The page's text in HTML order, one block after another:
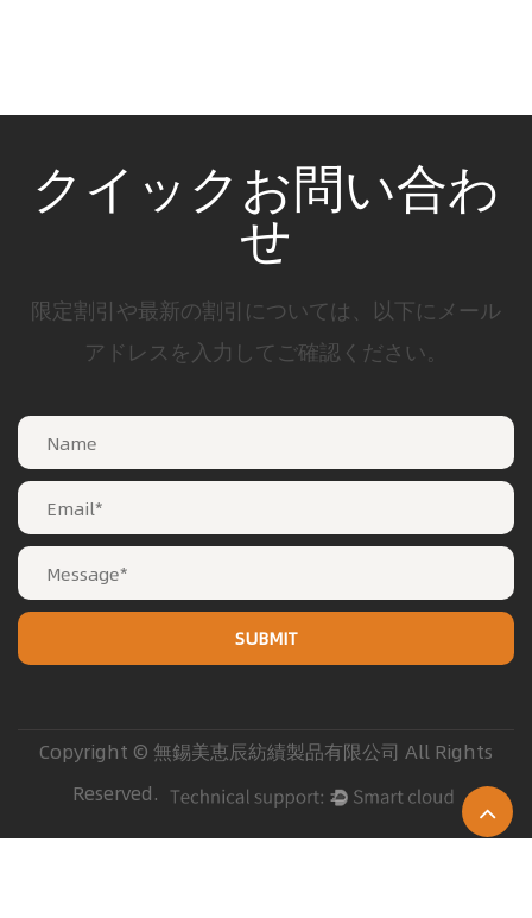
クイックお問い合わ
せ
限定割引や最新の割引については、以下にメール
アドレスを入力してご確認ください。
Copyright © 無錫美恵辰紡績製品有限公司 All Rights
Reserved.